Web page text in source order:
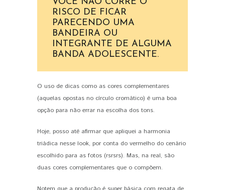
RISCO DE FICAR
PARECENDO UMA
BANDEIRA OU
INTEGRANTE DE ALGUMA
BANDA ADOLESCENTE.
O uso de dicas como as cores complementares
(aquelas opostas no círculo cromático) é uma boa
opção para não errar na escolha dos tons.
Hoje, posso até afirmar que apliquei a harmonia
triádica nesse look, por conta do vermelho do cenário
escolhido para as fotos (rsrsrs). Mas, na real, são
duas cores complementares que o compõem.